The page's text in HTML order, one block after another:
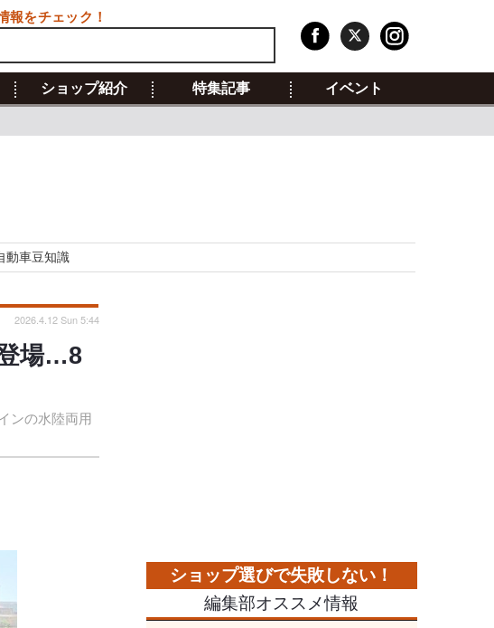
ショップ紹介 特集記事 イベント
動車豆知識
場…8
ンの水陸両用
2026.4.12 Sun 5:44
編集部オススメ情報
報をチェック！